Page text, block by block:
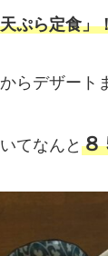
ぷら定食」
らデザート
てなんと８